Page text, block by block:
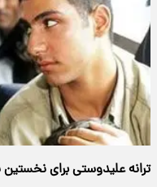
ترانه علیدوستی برای